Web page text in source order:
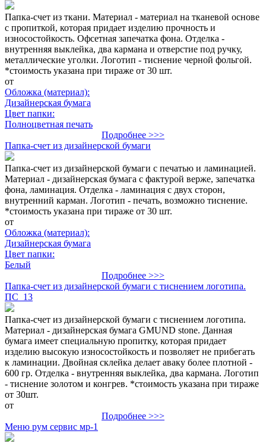
Папка-счет из ткани. Материал - материал на тканевой основе
с пропиткой, которая придает изделию прочность и
износостойкость. Офсетная запечатка фона. Отделка -
внутренняя выклейка, два кармана и отверстие под ручку,
металлические уголки. Логотип - тиснение черной фольгой.
*стоимость указана при тираже от 30 шт.
от
Обложка (материал):
Дизайнерская бумага
Цвет папки:
Полноцветная печать
Подробнее >>>
Папка-счет из дизайнерской бумаги
Папка-счет из дизайнерской бумаги с печатью и ламинацией.
Материал - дизайнерская бумага с фактурой верже, запечатка
фона, ламинация. Отделка - ламинация с двух сторон,
внутренний карман. Логотип - печать, возможно тиснение.
*стоимость указана при тираже от 30 шт.
от
Обложка (материал):
Дизайнерская бумага
Цвет папки:
Белый
Подробнее >>>
Папка-счет из дизайнерской бумаги с тиснением логотипа.
ПС_13
Папка-счет из дизайнерской бумаги с тиснением логотипа.
Материал - дизайнерская бумага GMUND stone. Данная
бумага имеет специальную пропитку, которая придает
изделию высокую износостойкость и позволяет не прибегать
к ламинации. Двойная склейка делает аваку более плотной -
600 гр. Отделка - внутренняя выклейка, два кармана. Логотип
- тиснение золотом и конгрев. *стоимость указана при тираже
от 30шт.
от
Подробнее >>>
Меню рум сервис мр-1